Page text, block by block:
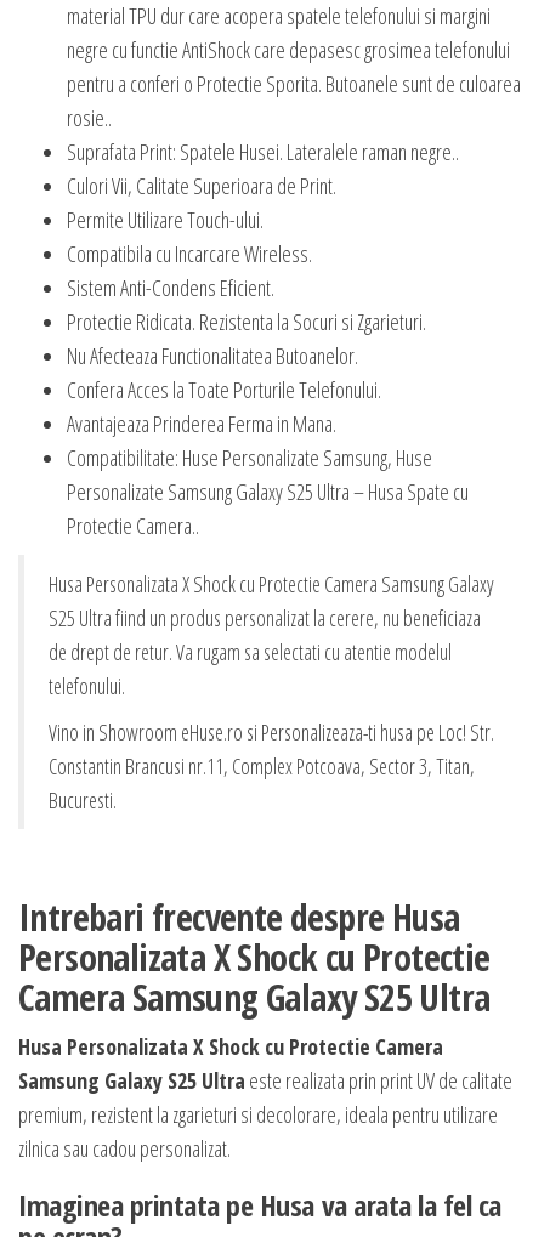
material TPU dur care acopera spatele telefonului si margini
negre cu functie AntiShock care depasesc grosimea telefonului
pentru a conferi o Protectie Sporita. Butoanele sunt de culoarea
rosie..
Suprafata Print: Spatele Husei. Lateralele raman negre..
Culori Vii, Calitate Superioara de Print.
Permite Utilizare Touch-ului.
Compatibila cu Incarcare Wireless.
Sistem Anti-Condens Eficient.
Protectie Ridicata. Rezistenta la Socuri si Zgarieturi.
Nu Afecteaza Functionalitatea Butoanelor.
Confera Acces la Toate Porturile Telefonului.
Avantajeaza Prinderea Ferma in Mana.
Compatibilitate: Huse Personalizate Samsung, Huse
Personalizate Samsung Galaxy S25 Ultra – Husa Spate cu
Protectie Camera..
Husa Personalizata X Shock cu Protectie Camera Samsung Galaxy
S25 Ultra fiind un produs personalizat la cerere, nu beneficiaza
de drept de retur. Va rugam sa selectati cu atentie modelul
telefonului.
Vino in Showroom eHuse.ro si Personalizeaza-ti husa pe Loc! Str.
Constantin Brancusi nr.11, Complex Potcoava, Sector 3, Titan,
Bucuresti.
Intrebari frecvente despre Husa
Personalizata X Shock cu Protectie
Camera Samsung Galaxy S25 Ultra
Husa Personalizata X Shock cu Protectie Camera
Samsung Galaxy S25 Ultra este realizata prin print UV de calitate
premium, rezistent la zgarieturi si decolorare, ideala pentru utilizare
zilnica sau cadou personalizat.
Imaginea printata pe Husa va arata la fel ca